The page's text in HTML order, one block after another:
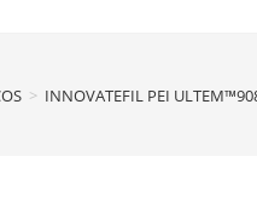
> INNOVATEFIL PEI